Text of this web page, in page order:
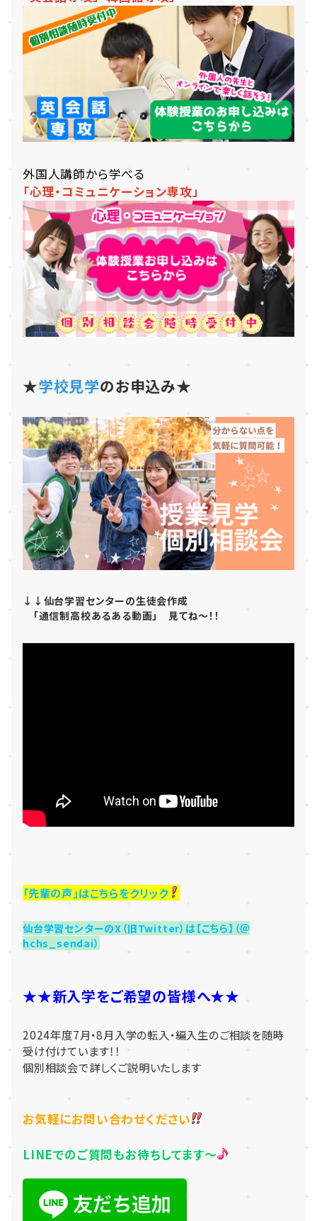
外国人講師から学べる
「心理・コミュニケーション専攻」
★学校見学のお申込み★
↓↓仙台学習センターの生徒会作成
「通信制高校あるある動画」 見てね～！！
「先輩の声」はこちらをクリック
仙台学習センターのX（旧Twitter）は【こちら】（＠
hchs_sendai）
★★新入学をご希望の皆様へ★★
2024年度7月・8月入学の転入・編入生のご相談を随時
受け付けています！！
個別相談会で詳しくご説明いたします
お気軽にお問い合わせください
LINEでのご質問もお待ちしてます～